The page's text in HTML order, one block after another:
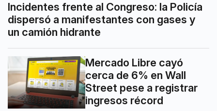
Incidentes frente al Congreso: la Policía
dispersó a manifestantes con gases y
un camión hidrante
Mercado Libre cayó
cerca de 6% en Wall
Street pese a registrar
ingresos récord